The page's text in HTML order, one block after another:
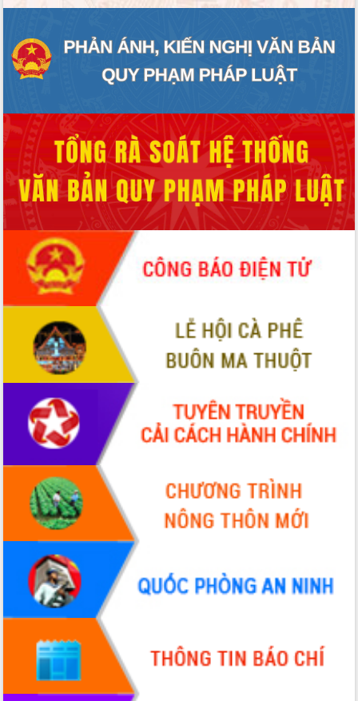
Đắk Lắk công bố Quy hoạch và xúc
Ngành cá ngừ Đắk Lắk chủ động thích
ứng để giữ vững thị trường xuất khẩu
Diễn đàn Kinh tế tư nhân Việt Nam đột
Đề án 06 tạo bước ngoặt đột phá trong
cải cách hành chính tỉnh Đắk Lắk
Kết nối tour, đẩy mạnh chuyển đổi số
để phát triển du lịch Đắk Lắk
Khởi động Dự án Đầu tư xây dựng hạ
tầng kỹ thuật Cụm công nghiệp Tân
Tiến
Gặp mặt các cơ quan báo chí nhân Kỷ
niệm 101 năm Ngày Báo chí Cách
mạng Việt Nam
Đắk Lắk sơ kết 4 năm triển khai thực
hiện Đề án 06 của Chính phủ
Họp báo thông tin về Hội nghị Công bố
Quy hoạch và Xúc tiến đầu tư tỉnh Đắk
Khơi thông điểm nghẽn, đẩy nhanh
giải ngân vốn khắc phục thiên tai
HĐND tỉnh thông qua điều chỉnh Quy
hoạch tỉnh thời kỳ 2021-2030
Hội thảo góp ý hồ sơ điều chỉnh quy
hoạch tỉnh Đắk Lắk thời kỳ 2021-2030,
tầm nhìn đến năm 2050
Nâng cao hiệu quả hoạt động của các
doanh nghiệp nhà nước
Hội nghị triển khai kết nối mạng
truyền số liệu chuyên dùng phục vụ cơ
quan Đảng, Nhà nước
Lễ phát động chuỗi hoạt động chung
tay làm sạch môi trường
Xã Ea Kar bước chuyển mình trong
công tác cải cách hành chính mô hình
UBND tỉnh họp báo định kỳ tháng 4
năm 2026